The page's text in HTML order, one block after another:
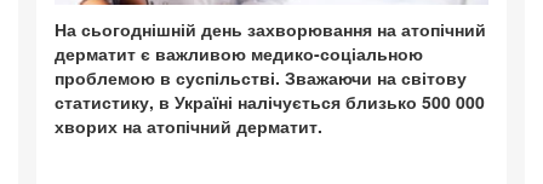
На сьогоднішній день захворювання на атопічний
дерматит є важливою медико-соціальною
проблемою в суспільстві. Зважаючи на світову
статистику, в Україні налічується близько 500 000
хворих на атопічний дерматит.